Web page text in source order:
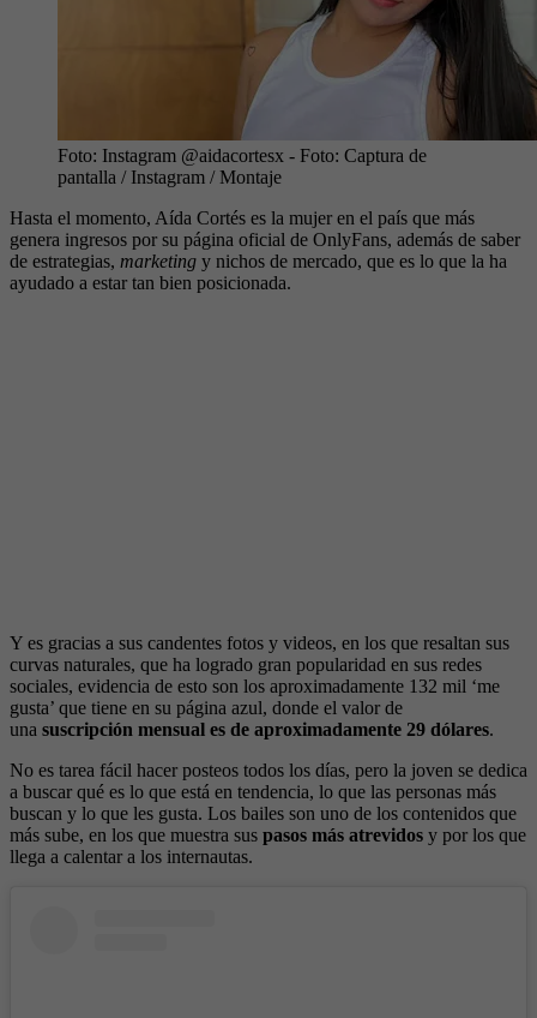
Foto: Instagram @aidacortesx - Foto: Captura de
pantalla / Instagram / Montaje
Hasta el momento, Aída Cortés es la mujer en el país que más
genera ingresos por su página oficial de OnlyFans, además de saber
de estrategias, marketing y nichos de mercado, que es lo que la ha
ayudado a estar tan bien posicionada.
Y es gracias a sus candentes fotos y videos, en los que resaltan sus
curvas naturales, que ha logrado gran popularidad en sus redes
sociales, evidencia de esto son los aproximadamente 132 mil ‘me
gusta’ que tiene en su página azul, donde el valor de
una suscripción mensual es de aproximadamente 29 dólares.
No es tarea fácil hacer posteos todos los días, pero la joven se dedica
a buscar qué es lo que está en tendencia, lo que las personas más
buscan y lo que les gusta. Los bailes son uno de los contenidos que
más sube, en los que muestra sus pasos más atrevidos y por los que
llega a calentar a los internautas.